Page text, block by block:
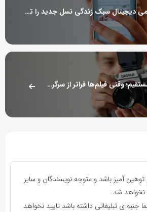
چگونه سرگرمی دیجیتال سبک زندگی نسل جدید را تغییر داده است؟
سینما و آموزش غیرمستقیم؛ وقتی فیلم‌ها فراتر از سرگرمی عمل می‌کنند
آمیز باشد و متوجه نویسندگان و سایر
نخواهد شد.
جنبه ی تبلیغاتی داشته باشد تایید نخواهد